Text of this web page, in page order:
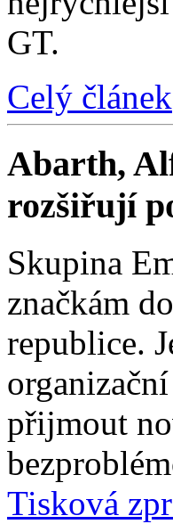
GT.
Celý článek
Abarth,
rozšiřují
Skupina
značkám
republice.
přijmout
Tisková